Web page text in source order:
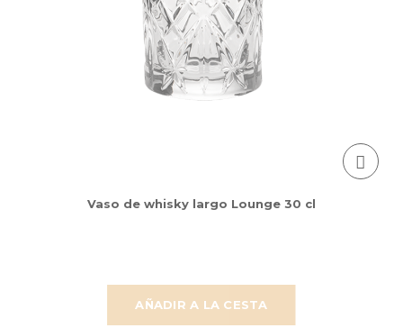
AÑADIR A LA CESTA
Vaso de whisky largo Lounge 30 cl